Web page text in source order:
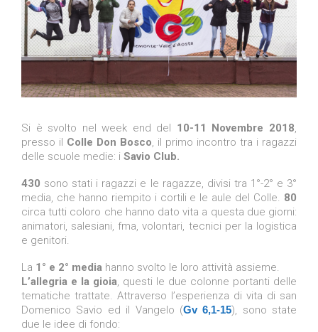
Si è svolto nel week end del 10-11 Novembre 2018,
presso il Colle Don Bosco, il primo incontro tra i ragazzi
delle scuole medie: i Savio Club.
430 sono stati i ragazzi e le ragazze, divisi tra 1°-2° e 3°
media, che hanno riempito i cortili e le aule del Colle. 80
circa tutti coloro che hanno dato vita a questa due giorni:
animatori, salesiani, fma, volontari, tecnici per la logistica
e genitori.
La 1° e 2° media hanno svolto le loro attività assieme.
L’allegria e la gioia, questi le due colonne portanti delle
tematiche trattate. Attraverso l’esperienza di vita di san
Domenico Savio ed il Vangelo (Gv 6,1-15), sono state
due le idee di fondo: